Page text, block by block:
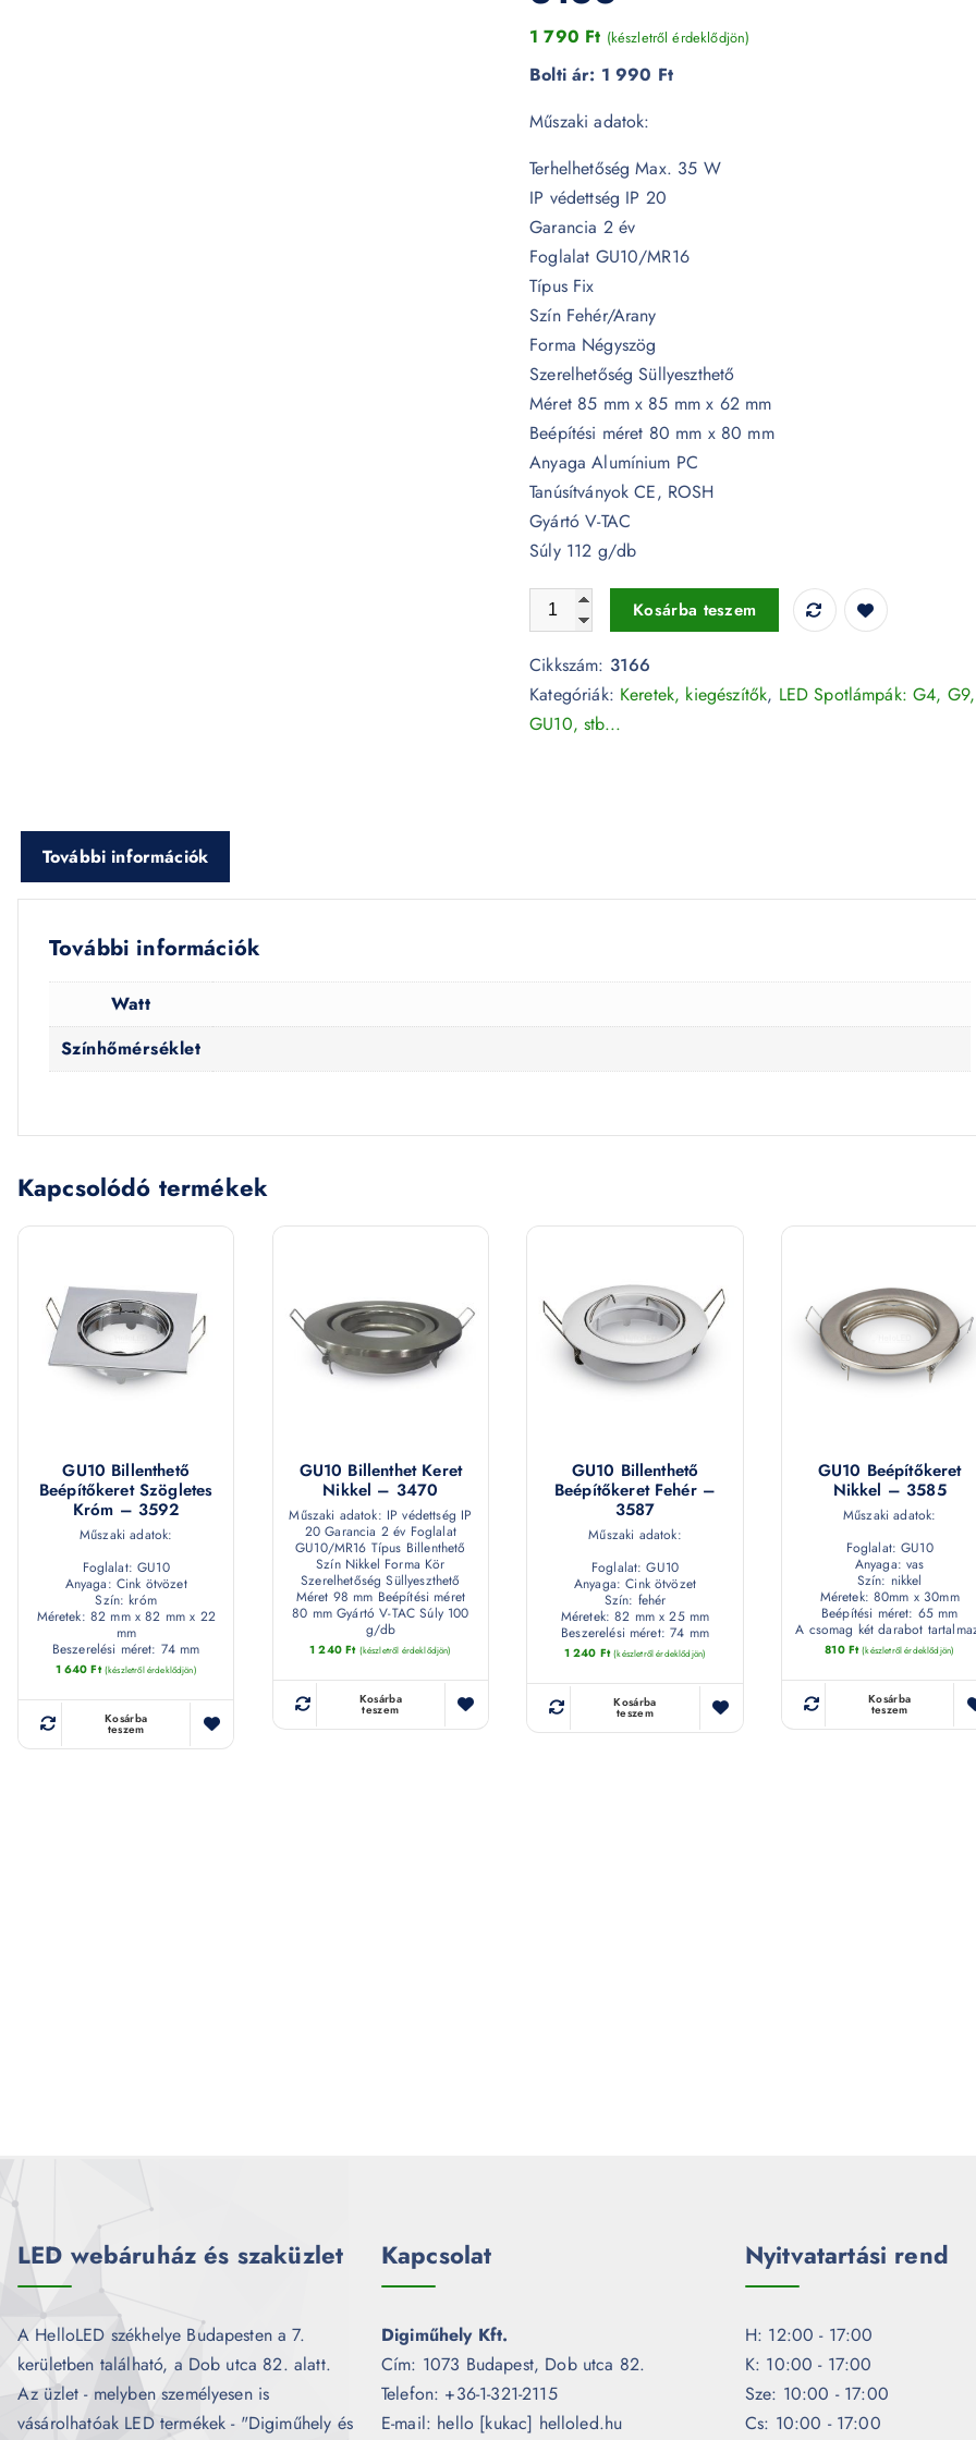
1 790 Ft (készletről érdeklődjön)
Bolti ár: 1 990 Ft
Műszaki adatok:
Terhelhetőség Max. 35 W
IP védettség IP 20
Garancia 2 év
Foglalat GU10/MR16
Típus Fix
Szín Fehér/Arany
Forma Négyszög
Szerelhetőség Süllyeszthető
Méret 85 mm x 85 mm x 62 mm
Beépítési méret 80 mm x 80 mm
Anyaga Alumínium PC
Tanúsítványok CE, ROSH
Gyártó V-TAC
Súly 112 g/db
GU10 négyszög beépítőkeret fehér/arany - 3166 mennyiség
Kosárba teszem
Cikkszám: 3166
Kategóriák: Keretek, kiegészítők, LED Spotlámpák: G4, G9,
GU10, stb...
További információk
További információk
Watt
Színhőmérséklet
Kapcsolódó termékek
GU10 Billenthető
Beépítőkeret Szögletes
Króm – 3592
Műszaki adatok:
Foglalat: GU10
Anyaga: Cink ötvözet
Szín: króm
Méretek: 82 mm x 82 mm x 22
mm
Beszerelési méret: 74 mm
1 640Ft (készletről érdeklődjön)
Kosárba
teszem
GU10 Billenthet Keret
Nikkel – 3470
Műszaki adatok: IP védettség IP
20 Garancia 2 év Foglalat
GU10/MR16 Típus Billenthető
Szín Nikkel Forma Kör
Szerelhetőség Süllyeszthető
Méret 98 mm Beépítési méret
80 mm Gyártó V-TAC Súly 100
g/db
1 240Ft (készletről érdeklődjön)
Kosárba
teszem
GU10 Billenthető
Beépítőkeret Fehér –
3587
Műszaki adatok:
Foglalat: GU10
Anyaga: Cink ötvözet
Szín: fehér
Méretek: 82 mm x 25 mm
Beszerelési méret: 74 mm
1 240 Ft (készletről érdeklődjön)
Kosárba
teszem
GU10 Beépítőkeret
Nikkel – 3585
Műszaki adatok:
Foglalat: GU10
Anyaga: vas
Szín: nikkel
Méretek: 80mm x 30mm
Beépítési méret: 65 mm
A csomag két darabot
810 Ft (készletről érdeklődjön)
Kosárba
teszem
LED webáruház és szaküzlet
A HelloLED székhelye Budapesten a 7.
kerületben található, a Dob utca 82. alatt.
Az üzlet - melyben személyesen is
vásárolhatóak LED termékek - "Digiműhely és
Kapcsolat
Digiműhely Kft.
Cím: 1073 Budapest, Dob utca 82.
Telefon: +36-1-321-2115
E-mail: hello [kukac] helloled.hu
Nyitvatartási rend
H: 12:00 - 17:00
K: 10:00 - 17:00
Sze: 10:00 - 17:00
Cs: 10:00 - 17:00